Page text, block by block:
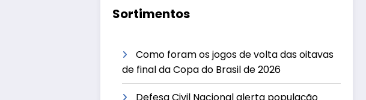
Sortimentos
Como foram os jogos de volta das oitavas
de final da Copa do Brasil de 2026
Defesa Civil Nacional alerta população